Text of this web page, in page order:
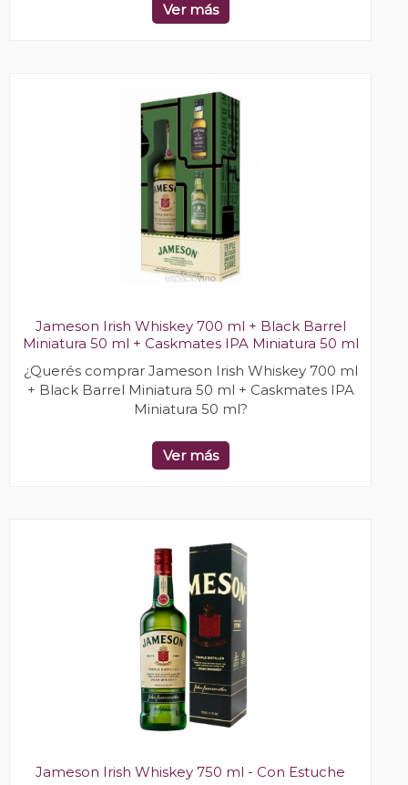
Ver más
Jameson Irish Whiskey 700 ml + Black Barrel
Miniatura 50 ml + Caskmates IPA Miniatura 50 ml
¿Querés comprar Jameson Irish Whiskey 700 ml
+ Black Barrel Miniatura 50 ml + Caskmates IPA
Miniatura 50 ml?
Ver más
Jameson Irish Whiskey 750 ml - Con Estuche